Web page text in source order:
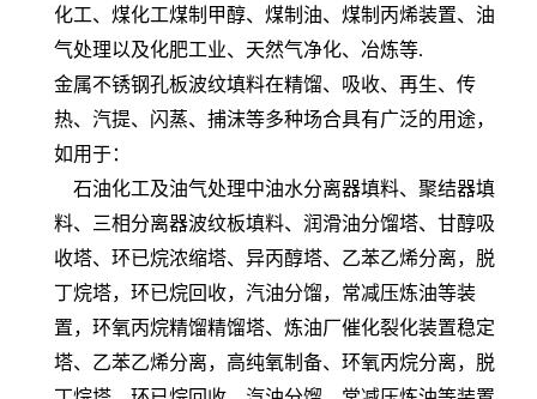
化工、煤化工煤制甲醇、煤制油、煤制丙烯装置、油
气处理以及化肥工业、天然气净化、冶炼等.
金属不锈钢孔板波纹填料在精馏、吸收、再生、传
热、汽提、闪蒸、捕沫等多种场合具有广泛的用途，
如用于：
石油化工及油气处理中油水分离器填料、聚结器填
料、三相分离器波纹板填料、润滑油分馏塔、甘醇吸
收塔、环已烷浓缩塔、异丙醇塔、乙苯乙烯分离，脱
丁烷塔，环已烷回收，汽油分馏，常减压炼油等装
置，环氧丙烷精馏精馏塔、炼油厂催化裂化装置稳定
塔、乙苯乙烯分离，高纯氧制备、环氧丙烷分离，脱